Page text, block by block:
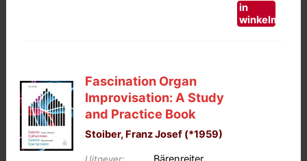
in
winkelmand
Fascination Organ
Improvisation: A Study
and Practice Book
Stoiber, Franz Josef (*1959)